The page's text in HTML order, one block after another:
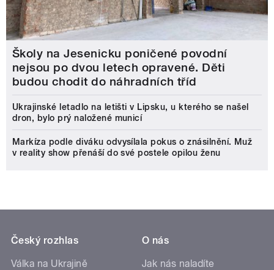
Školy na Jesenicku poničené povodní
nejsou po dvou letech opravené. Děti
budou chodit do náhradních tříd
Ukrajinské letadlo na letišti v Lipsku, u kterého se našel
dron, bylo prý naložené municí
Markíza podle diváku odvysílala pokus o znásilnění. Muž
v reality show přenáší do své postele opilou ženu
Český rozhlas
Válka na Ukrajině
O nás
Jak nás naladíte